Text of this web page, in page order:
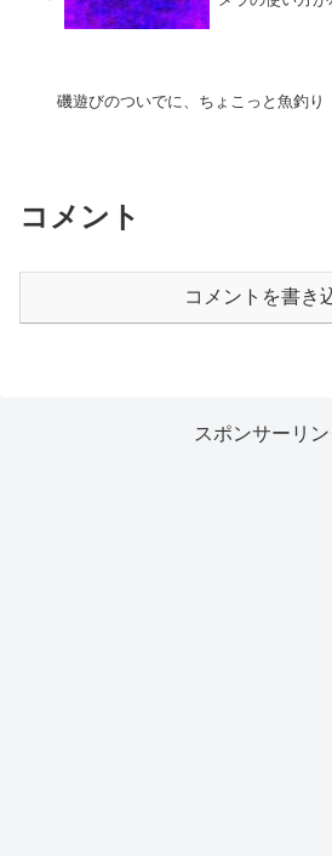
磯遊びのついでに、ちょこっと魚釣り
コメント
コメントを書き
スポンサーリン